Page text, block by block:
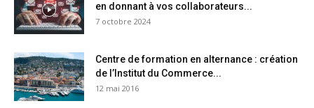
en donnant à vos collaborateurs...
7 octobre 2024
Centre de formation en alternance : création
de l’Institut du Commerce...
12 mai 2016